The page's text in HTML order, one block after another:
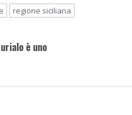
regione siciliana
è uno